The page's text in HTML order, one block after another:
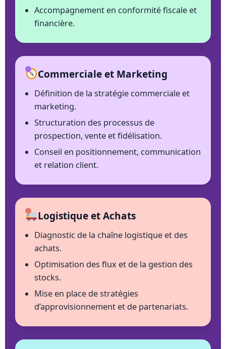
Accompagnement en conformité fiscale et
financière.
Commerciale et Marketing
Définition de la stratégie commerciale et
marketing.
Structuration des processus de
prospection, vente et fidélisation.
Conseil en positionnement, communication
et relation client.
Logistique et Achats
Diagnostic de la chaîne logistique et des
achats.
Optimisation des flux et de la gestion des
stocks.
Mise en place de stratégies
d’approvisionnement et de partenariats.